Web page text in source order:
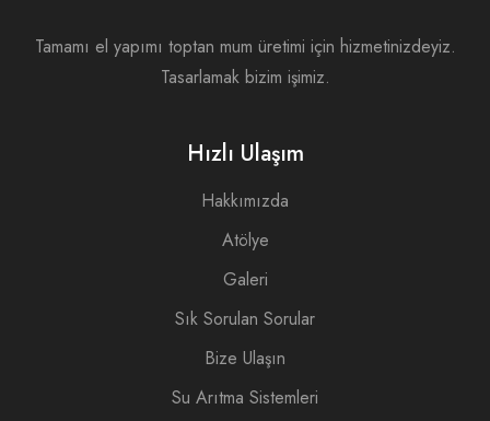
Tamamı el yapımı toptan mum üretimi için hizmetinizdeyiz.
Tasarlamak bizim işimiz.
Hızlı Ulaşım
Hakkımızda
Atölye
Galeri
Sık Sorulan Sorular
Bize Ulaşın
Su Arıtma Sistemleri